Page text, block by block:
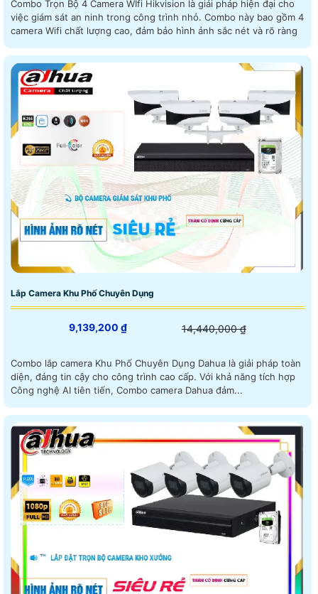
Combo Trọn Bộ 4 Camera WIfi Hikvision là giải pháp hiện đại cho
việc giám sát an ninh trong công trình nhỏ. Combo này bao gồm 4
camera Wifi chất lượng cao, đảm bảo hình ảnh sắc nét và rõ ràng
Lắp Camera Khu Phố Chuyên Dụng
9,139,200 ₫ 14,440,000 ₫
Combo lắp camera Khu Phố Chuyên Dụng Dahua là giải pháp toàn
diện, đáng tin cậy cho công trình cao cấp. Với khả năng tích hợp
Công nghệ AI tiên tiến, Combo camera Dahua đảm...